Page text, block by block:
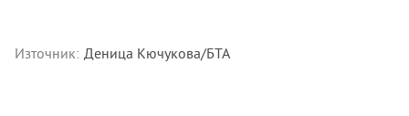
Източник: Деница Кючукова/БТА